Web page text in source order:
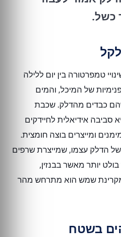
כשל.
טמפרטורה בין יום ללילה
של המיכל, והמים
כבדים מהדלק. שכבת
סביבה אידיאלית לחיידקים
ומייצרים בוצה חומצית.
הדלק עצמו, שמייצרת שרפים
יותר מאשר בבנזין,
מקרינת שמש הוא מתרחש מהר
בשטח